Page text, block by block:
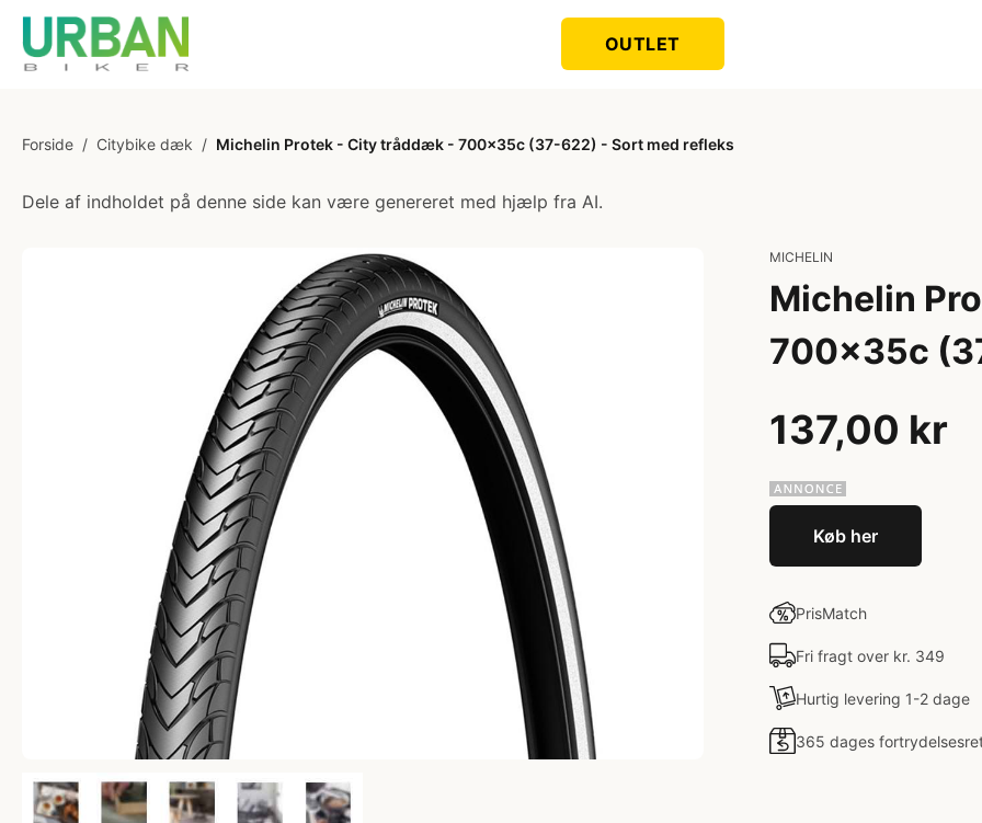
OUTLET
Forside / Citybike dæk / Michelin Protek - City tråddæk - 700x35c (37-622) - Sort med refleks
Dele af indholdet på denne side kan være genereret med hjælp fra AI.
MICHELIN
Michelin
700x35c
137,00 kr
Køb her
PrisMatch
Fri fragt over kr. 349
Hurtig levering 1-2 dage
365 dages